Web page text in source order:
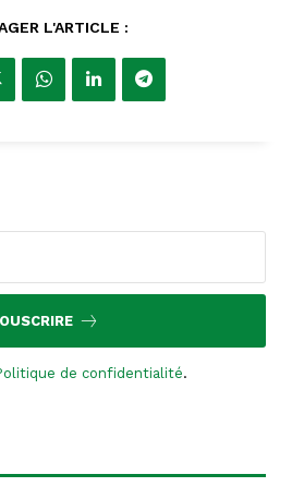
L'ARTICLE :
de confidentialité.